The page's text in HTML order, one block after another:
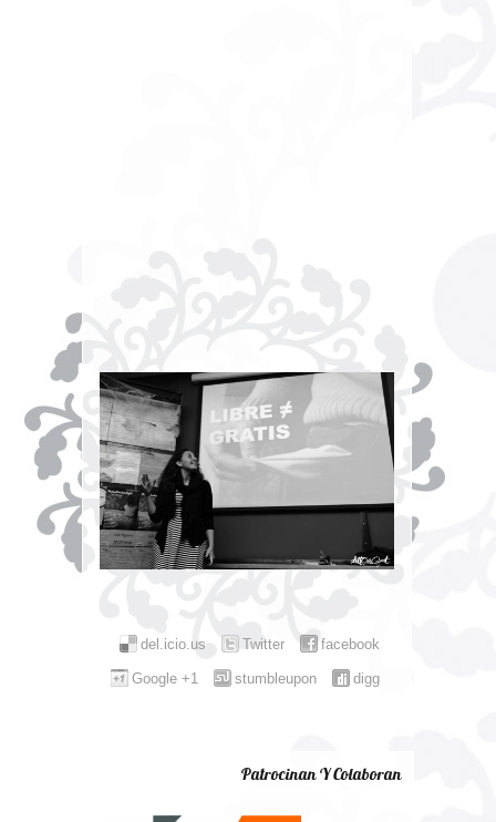
facebook
Twitter
del.icio.us
digg
stumbleupon
Google +1
Patrocinan Y Colaboran